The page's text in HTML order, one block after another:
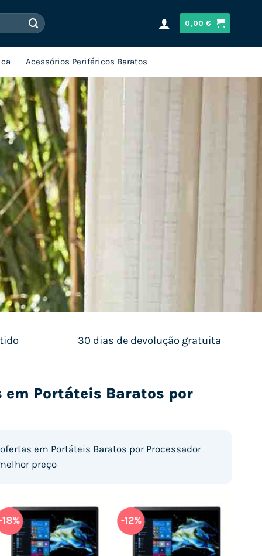
0,00€
Acessórios Periféricos Baratos
30 dias de devolução gratuita
em Portáteis Baratos por
em Portáteis Baratos por Processador
preço
18% -12%